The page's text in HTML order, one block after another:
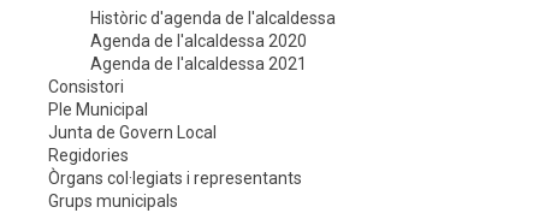
Històric d'agenda de l'alcaldessa
Agenda de l'alcaldessa 2020
Agenda de l'alcaldessa 2021
Consistori
Ple Municipal
Junta de Govern Local
Regidories
Òrgans col·legiats i representants
Grups municipals